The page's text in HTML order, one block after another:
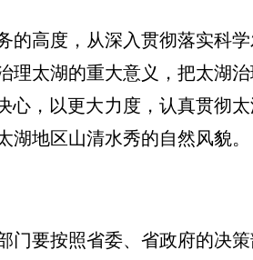
高度，从深入贯彻落实科学
理太湖的重大意义，把太湖
心，以更大力度，认真贯彻
地区山清水秀的自然风貌。
要按照省委、省政府的决策